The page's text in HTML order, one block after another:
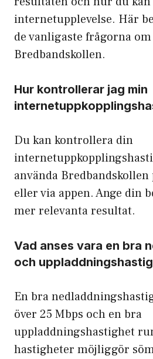
internetupplevelse. Här
de vanligaste frågorna
Bredbandskollen.
Hur kontrollerar jag min
Du kan kontrollera din
använda Bredbandskollen
eller via appen. Ange din
mer relevanta resultat.
Vad anses vara en bra
och
En bra
över 25 Mbps och en bra
uppladdningshastighet
hastigheter möjliggör